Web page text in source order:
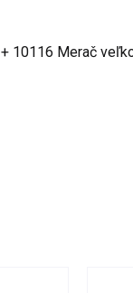
+ 10116 Merač